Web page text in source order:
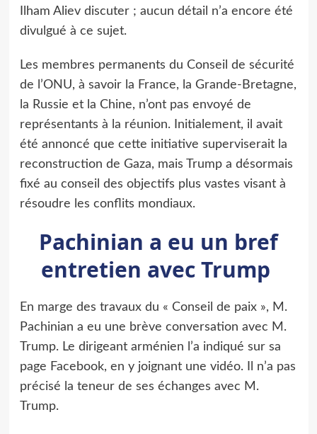
Ilham Aliev discuter ; aucun détail n’a encore été
divulgué à ce sujet.
Les membres permanents du Conseil de sécurité
de l’ONU, à savoir la France, la Grande-Bretagne,
la Russie et la Chine, n’ont pas envoyé de
représentants à la réunion. Initialement, il avait
été annoncé que cette initiative superviserait la
reconstruction de Gaza, mais Trump a désormais
fixé au conseil des objectifs plus vastes visant à
résoudre les conflits mondiaux.
Pachinian a eu un bref
entretien avec Trump
En marge des travaux du « Conseil de paix », M.
Pachinian a eu une brève conversation avec M.
Trump. Le dirigeant arménien l’a indiqué sur sa
page Facebook, en y joignant une vidéo. Il n’a pas
précisé la teneur de ses échanges avec M.
Trump.